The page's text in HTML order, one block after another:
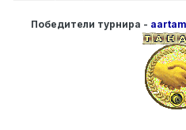
Победители турнира -